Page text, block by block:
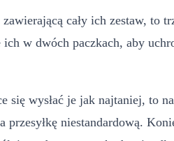
cały ich zestaw, to
w dwóch paczkach, aby
się wysłać je jak najtaniej, to
niestandardową.